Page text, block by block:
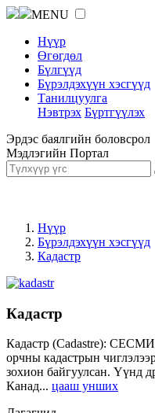
MENU
Нүүр
Өгөгдөл
Бүлгүүд
Бүрэлдэхүүн хэсгүүд
Танилцуулга
Нэвтрэх Бүртгүүлэх
Эрдэс баялгийн боловсрол
Мэдлэгийн Портал
Нүүр
Бүрэлдэхүүн хэсгүүд
Кадастр
Кадастр
Кадастр (Cadastre):
орчны кадастрын
зохион байгуулсан. Үүнд
Канад... цааш унших